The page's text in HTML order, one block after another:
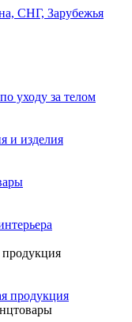
уходу за телом
и изделия
продукция
продукция